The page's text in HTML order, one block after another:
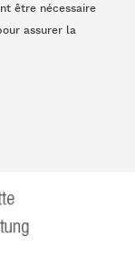
être nécessaire
assurer la